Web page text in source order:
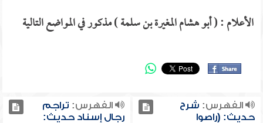
الأعلام : ( أبو هشام المغيرة بن سلمة ) مذكور في المواضع التالية
الفهرس: شرح
حديث: (راصوا
الفهرس: تراجم
رجال إسناد حديث: